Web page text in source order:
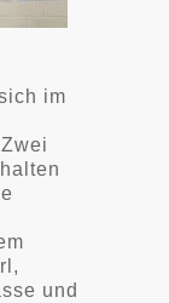
im
und